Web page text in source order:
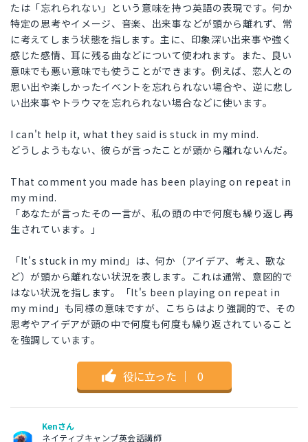
たは「忘れられない」という意味を持つ英語の表現です。何か
特定の思考やイメージ、音楽、出来事などが頭から離れず、常
に考えてしまう状態を指します。主に、印象深い出来事や強く
感じた感情、耳に残る曲などについて使われます。また、良い
意味でも悪い意味でも使うことができます。例えば、恋人との
思い出や楽しかったイベントを忘れられない場合や、逆に悲し
い出来事やトラウマを忘れられない場合などに使います。
I can't help it, what they said is stuck in my mind.
どうしようもない、彼らが言ったことが頭から離れないんだ。
That comment you made has been playing on repeat in
my mind.
「あなたが言ったその一言が、私の頭の中で何度も繰り返し再
生されています。」
「It's stuck in my mind」は、何か（アイデア、考え、歌な
ど）が頭から離れない状況を表します。これは通常、意図的で
はない状況を指します。「It's been playing on repeat in
my mind」も同様の意味ですが、こちらはより強調的で、その
思考やアイデアが頭の中で何度も何度も繰り返されていること
を強調しています。
役に立った ｜ 0
Kenさん
ネイティブキャンプ英会話講師